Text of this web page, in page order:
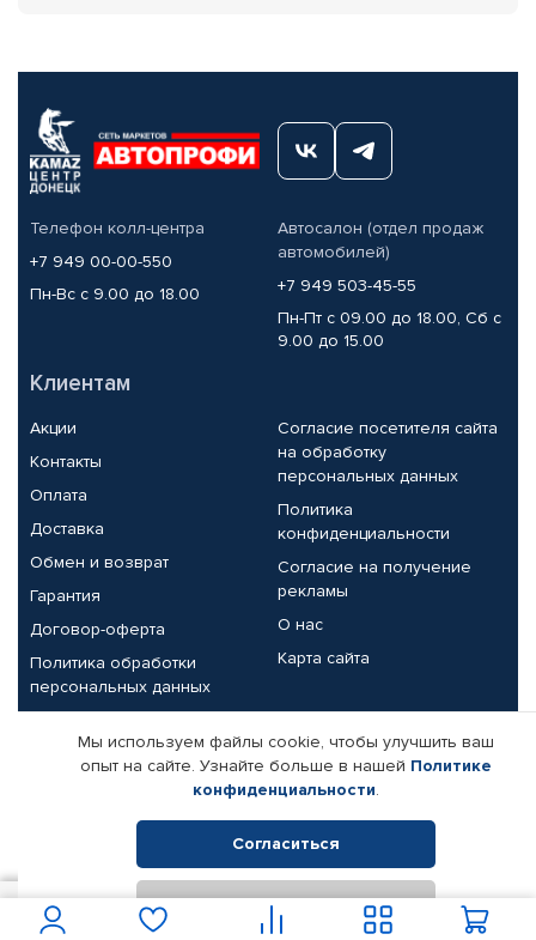
Телефон колл-центра
+7 949 00-00-550
Пн-Вс с 9.00 до 18.00
Автосалон (отдел продаж
автомобилей)
+7 949 503-45-55
Пн-Пт с 09.00 до 18.00, Сб с
9.00 до 15.00
Клиентам
Акции
Контакты
Оплата
Доставка
Обмен и возврат
Гарантия
Договор-оферта
Политика обработки
персональных данных
Согласие посетителя сайта
на обработку
персональных данных
Политика
конфиденциальности
Согласие на получение
рекламы
О нас
Карта сайта
Партнерам
Корпоративным клиентам
Поставщикам
Реквизиты компании
© КАМАЗ ЦЕНТР ДОНЕЦК, 2015-2026. Все права защищены.
Интернет-магазин автомобильных товаров Автопрофи.
Мы используем файлы cookie, чтобы улучшить ваш
опыт на сайте. Узнайте больше в нашей Политике
конфиденциальности.
Согласиться
Отклонить
В корзину